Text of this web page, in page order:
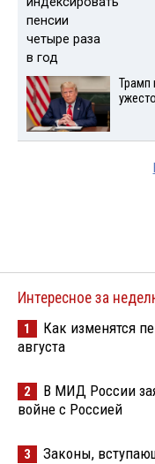
Трамп
Интересное за
1
Как изменятся
августа
2
В МИД России
войне с Россией
3 Законы,